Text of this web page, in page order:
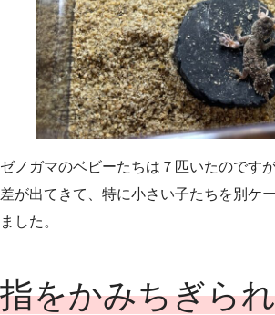
ゼノガマのベビーたちは７匹いたのです
差が出てきて、特に小さい子たちを別ケ
ました。
指をかみちぎら